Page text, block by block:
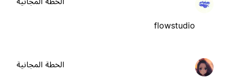
flowstudio
الخطة المجانية